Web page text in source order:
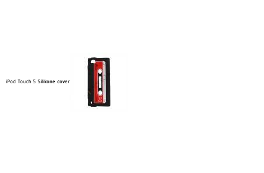
iPod Touch 5 Silikone cover